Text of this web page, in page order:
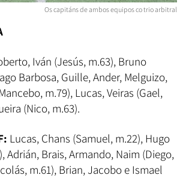
Os capitáns de ambos equipos co trio arbitral
Iván (Jesús, m.63), Bruno
Barbosa, Guille, Ander, Melguizo,
m.79), Lucas, Veiras (Gael,
(Nico, m.63).
Lucas, Chans (Samuel, m.22), Hugo
Adrián, Brais, Armando, Naim (Diego,
m.61), Brian, Jacobo e Ismael